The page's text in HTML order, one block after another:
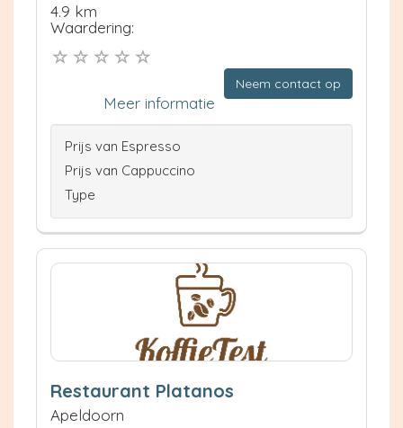
4.9 km
Waardering:
Neem contact op
Meer informatie
Prijs van Espresso
Prijs van Cappuccino
Type
Restaurant Platanos
Apeldoorn